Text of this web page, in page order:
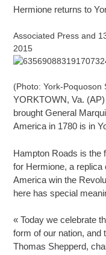
Hermione returns to
Associated Press and
2015
(Photo: York-Poquoson
YORKTOWN, Va.
brought General
America in 1780 is in
Hampton Roads is the
for Hermione, a replica
America win the
here has special
« Today we celebrate
form of our nation, and
Thomas Shepperd,